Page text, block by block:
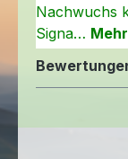
Nachwuchs
Signa… Mehr